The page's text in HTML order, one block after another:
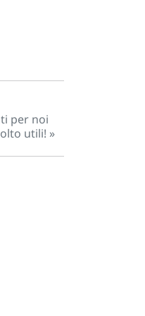
per noi
utili! »